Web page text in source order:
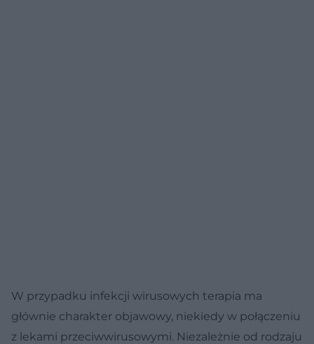
W przypadku infekcji wirusowych terapia ma
głównie charakter objawowy, niekiedy w połączeniu
z lekami przeciwwirusowymi. Niezależnie od rodzaju